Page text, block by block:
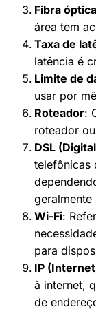
Fibra óptica
área tem
Taxa de
latência é
Limite de
usar por
Roteador:
roteador
DSL
telefônicas
Wi-Fi:
para
IP
à internet,
de